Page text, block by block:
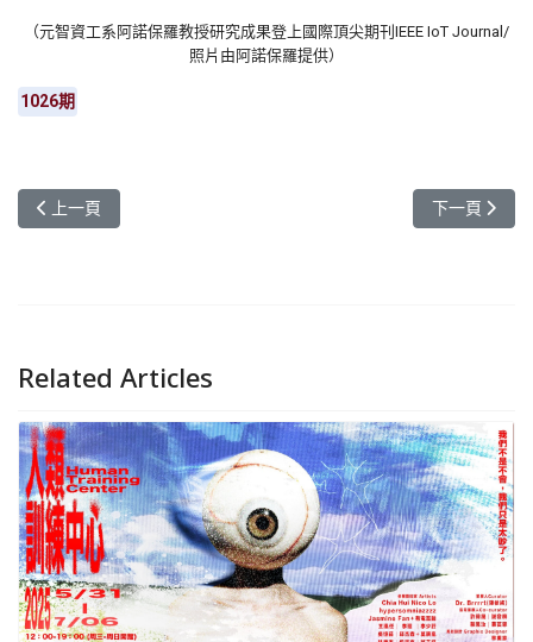
（元智資工系阿諾保羅教授研究成果登上國際頂尖期刊IEEE IoT Journal/
照片由阿諾保羅提供）
1026期
上一篇文章: 元智資工勇奪工程論文競賽雙獎 深度強化學習助攻6G
上一頁 下一篇文章:
下一頁
Related Articles